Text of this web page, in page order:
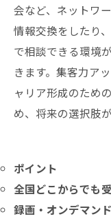
会など、ネットワ
情報交換をしたり
で相談できる環境
きます。集客力ア
ャリア形成のため
め、将来の選択肢
ポイント
全国どこからでも
録画・オンデマン